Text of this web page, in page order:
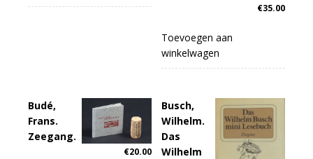
€35.00
Toevoegen aan
winkelwagen
Budé,
Frans.
Zeegang.
€20.00
Busch,
Wilhelm.
Das
Wilhelm